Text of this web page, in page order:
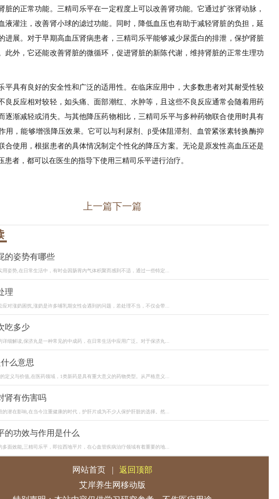
脏的正常功能。三精司乐平在一定程度上可以改善肾功能。它通过扩张肾动脉，
液灌注，改善肾小球的滤过功能。同时，降低血压也有助于减轻肾脏的负担，延
进展。对于早期高血压肾病患者，三精司乐平能够减少尿蛋白的排泄，保护肾脏
此外，它还能改善肾脏的微循环，促进肾脏的新陈代谢，维持肾脏的正常生理功
平具有良好的安全性和广泛的适用性。在临床应用中，大多数患者对其耐受性较
良反应相对较轻，如头痛、面部潮红、水肿等，且这些不良反应通常会随着用药
逐渐减轻或消失。与其他降压药物相比，三精司乐平与多种药物联合使用时具有
用，能够增强降压效果。它可以与利尿剂、β受体阻滞剂、血管紧张素转换酶抑
合使用，根据患者的具体情况制定个性化的降压方案。无论是原发性高血压还是
患者，都可以在医生的指导下使用三精司乐平进行治疗。
上一篇下一篇
的姿势有哪些
用姿势,在日常生活中，有时会因肠胃内气体积聚而感到不适，通过一些特定...
理
应对涨奶困扰,涨奶是许多哺乳期女性会遇到的问题，若处理不当，不仅会带...
吃多少
详细解读,保济丸是一种常见的中成药，在日常生活中应用广泛。对于保济丸...
么意思
定义与价值,在医药领域，1类新药是具有重大意义的药物类型。从严格意义...
肾有伤害吗
的潜在影响,在当今注重健康的时代，护肝片成为不少人保护肝脏的选择。然...
的功效与作用是什么
多面效能,三精司乐平，即拉西地平片，在心血管疾病治疗领域有着重要的地...
网站首页 |
返回顶部
艾岸养生网移动版